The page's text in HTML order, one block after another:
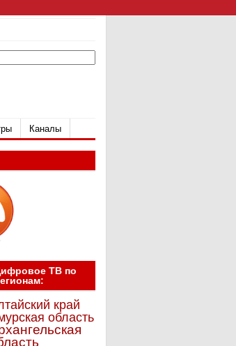
Каналы
ТВ по
край
область